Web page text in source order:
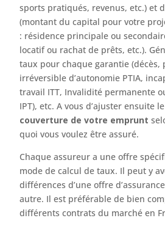
sports pratiqués, revenus, etc.) et
(montant du capital pour votre
: résidence principale ou
locatif ou rachat de prêts, etc.).
taux pour chaque garantie (décès,
irréversible d’autonomie PTIA,
travail ITT, Invalidité permanente
IPT), etc. A vous d’ajuster ensuite le
couverture de votre emprunt
quoi vous voulez être assuré.
Chaque assureur a une offre
mode de calcul de taux. Il peut y
différences d’une offre
autre. Il est préférable de bien
différents contrats du marché en